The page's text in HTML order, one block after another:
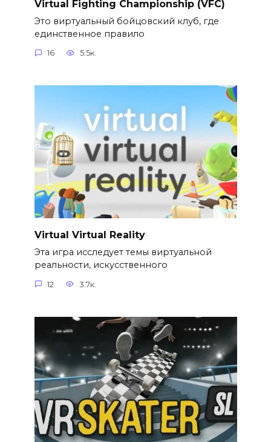
Virtual Fighting Championship (VFC)
Это виртуальный бойцовский клуб, где
единственное правило
16 5.5к.
Virtual Virtual Reality
Эта игра исследует темы виртуальной
реальности, искусственного
12 3.7к.